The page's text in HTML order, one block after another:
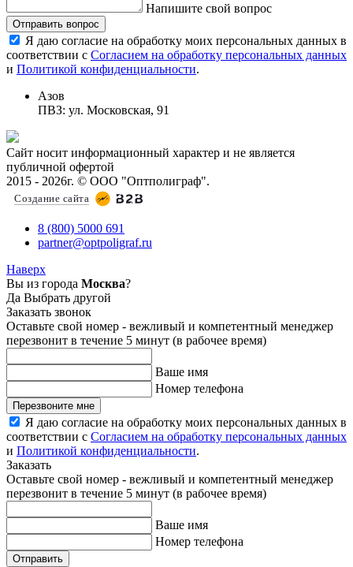
Напишите свой вопрос
Отправить вопрос
Я даю согласие на обработку моих персональных данных в
соответствии с Согласием на обработку персональных данных
и Политикой конфиденциальности.
Азов
ПВЗ: ул. Московская, 91
Сайт носит информационный характер и не является
публичной офертой
2015 - 2026г. © ООО "Оптполиграф".
Создание сайта
8 (800) 5000 691
partner@optpoligraf.ru
Наверх
Вы из города Москва?
Да Выбрать другой
Заказать звонок
Оставьте свой номер - вежливый и компетентный менеджер
перезвонит в течение 5 минут (в рабочее время)
Ваше имя
Номер телефона
Перезвоните мне
Я даю согласие на обработку моих персональных данных в
соответствии с Согласием на обработку персональных данных
и Политикой конфиденциальности.
Заказать
Оставьте свой номер - вежливый и компетентный менеджер
перезвонит в течение 5 минут (в рабочее время)
Ваше имя
Номер телефона
Отправить